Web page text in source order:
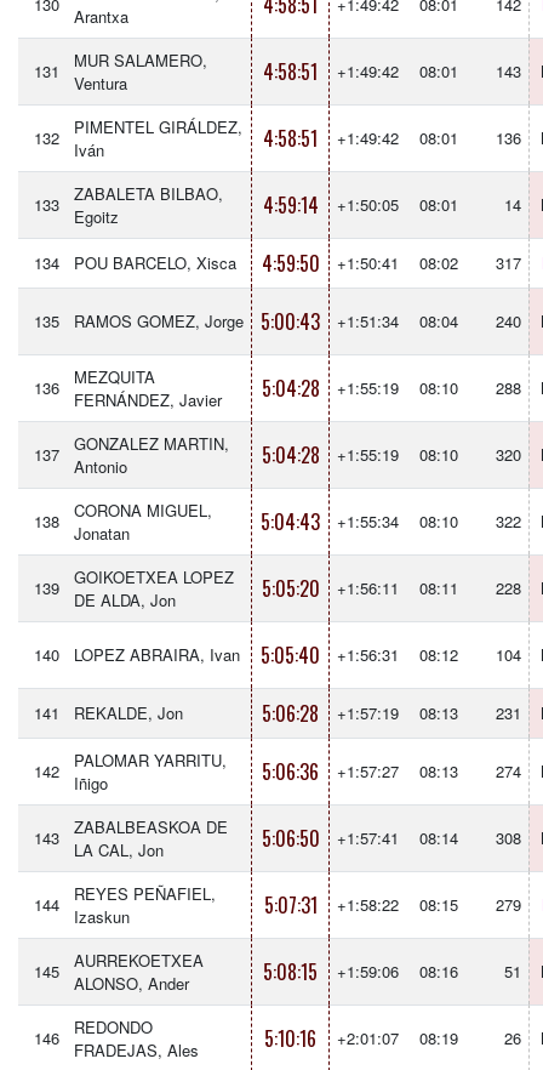
Arantxa
131
MUR SALAMERO,
Ventura
4:58:51 +1:49:42 08:01 143
132
PIMENTEL GIRÁLDEZ,
Iván
4:58:51 +1:49:42 08:01 136
133
ZABALETA BILBAO,
Egoitz
4:59:14 +1:50:05 08:01 14
134 POU BARCELO, Xisca 4:59:50 +1:50:41 08:02 317
135 RAMOS GOMEZ, Jorge 5:00:43 +1:51:34 08:04 240
136
MEZQUITA
FERNÁNDEZ, Javier
5:04:28 +1:55:19 08:10 288
137
GONZALEZ MARTIN,
Antonio
5:04:28 +1:55:19 08:10 320
138
CORONA MIGUEL,
Jonatan
5:04:43 +1:55:34 08:10 322
139
GOIKOETXEA LOPEZ
DE ALDA, Jon
5:05:20 +1:56:11 08:11 228
140 LOPEZ ABRAIRA, Ivan 5:05:40 +1:56:31 08:12 104
141 REKALDE, Jon 5:06:28 +1:57:19 08:13 231
142
PALOMAR YARRITU,
Iñigo
5:06:36 +1:57:27 08:13 274
143
ZABALBEASKOA DE
LA CAL, Jon
5:06:50 +1:57:41 08:14 308
144
REYES PEÑAFIEL,
Izaskun
5:07:31 +1:58:22 08:15 279
145
AURREKOETXEA
ALONSO, Ander
5:08:15 +1:59:06 08:16 51
146
REDONDO
FRADEJAS, Ales
5:10:16 +2:01:07 08:19 26